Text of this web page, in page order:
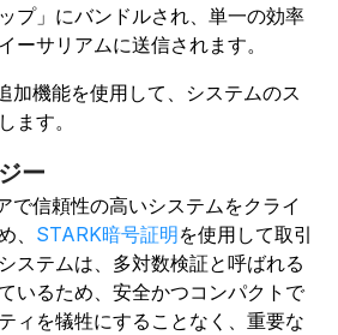
プ」にバンドルされ、単一の効率
ーサリアムに送信されます。
加機能を使用して、システムのス
ます。
ー
で信頼性の高いシステムをクライ
、 STARK暗号証明を使用して取引
ステムは、多対数検証と呼ばれる
いるため、安全かつコンパクトで
ィを犠牲にすることなく、重要な